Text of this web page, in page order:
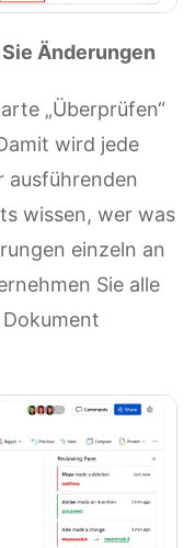
Änderungen
„Überprüfen“
wird jede
ausführenden
wissen, wer was
einzeln an
Sie alle